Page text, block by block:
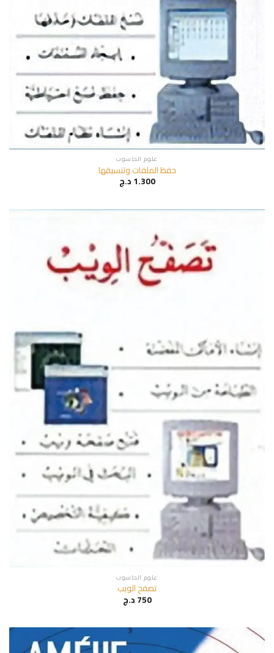
علوم الحاسوب
حفظ الملفات وتنسيقها
1.300د.ج
علوم الحاسوب
تصفح الويب
750د.ج